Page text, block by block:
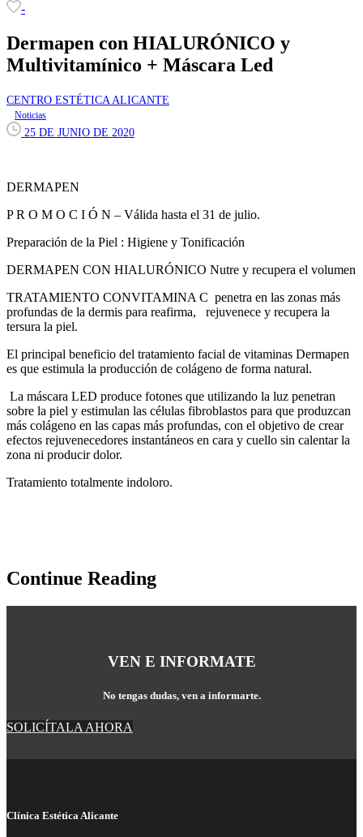
-
Dermapen con HIALURÓNICO y
Multivitamínico + Máscara Led
CENTRO ESTÉTICA ALICANTE
Noticias
25 DE JUNIO DE 2020
DERMAPEN
P R O M O C I Ó N – Válida hasta el 31 de julio.
Preparación de la Piel : Higiene y Tonificación
DERMAPEN CON HIALURÓNICO Nutre y recupera el volumen
TRATAMIENTO CONVITAMINA C penetra en las zonas más
profundas de la dermis para reafirma, rejuvenece y recupera la
tersura la piel.
El principal beneficio del tratamiento facial de vitaminas Dermapen
es que estimula la producción de colágeno de forma natural.
La máscara LED produce fotones que utilizando la luz penetran
sobre la piel y estimulan las células fibroblastos para que produzcan
más colágeno en las capas más profundas, con el objetivo de crear
efectos rejuvenecedores instantáneos en cara y cuello sin calentar la
zona ni producir dolor.
Tratamiento totalmente indoloro.
Continue Reading
VEN E INFORMATE
No tengas dudas, ven a informarte.
SOLICÍTALA AHORA
Clínica Estética Alicante